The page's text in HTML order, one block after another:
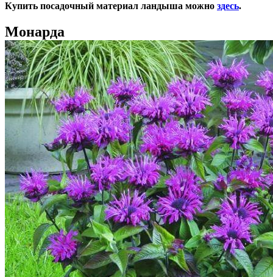
Купить посадочный материал ландыша можно здесь.
Монарда